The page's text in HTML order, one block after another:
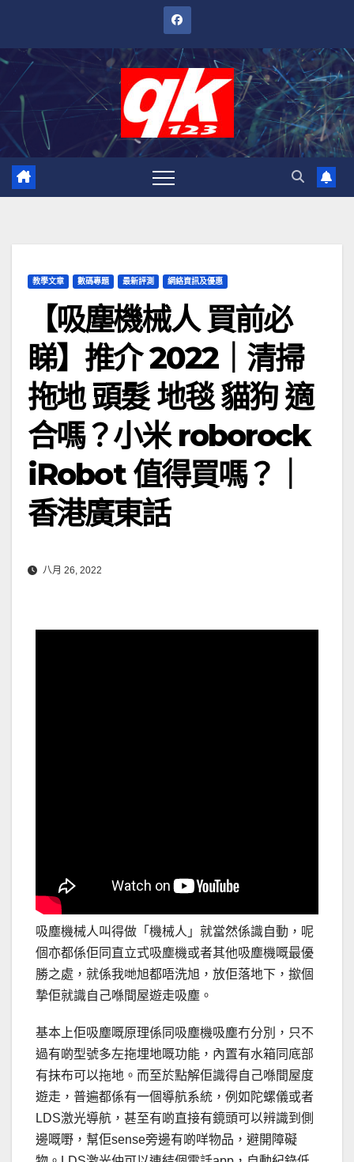
內
教學文章 數碼專題 最新評測 網絡資訊及優惠
【吸塵機械人 買前必
睇】推介 2022｜清掃
拖地 頭髮 地毯 貓狗 適
合嗎？小米 roborock
iRobot 值得買嗎？｜
香港廣東話
八月 26, 2022
吸塵機械人叫得做「機械人」就當然係識自動，呢
個亦都係佢同直立式吸塵機或者其他吸塵機嘅最優
勝之處，就係我哋旭都唔洗旭，放佢落地下，撳個
摯佢就識自己喺間屋遊走吸塵。
基本上佢吸塵嘅原理係同吸塵機吸塵冇分別，只不
過有啲型號多左拖埋地嘅功能，內置有水箱同底部
有抹布可以拖地。而至於點解佢識得自己喺間屋度
遊走，普遍都係有一個導航系統，例如陀螺儀或者
LDS激光導航，甚至有啲直接有鏡頭可以辨識到側
邊嘅嘢，幫佢sense旁邊有啲咩物品，避開障礙